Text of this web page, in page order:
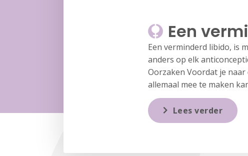
Een
Een verminderd libido, is
anders op elk
Oorzaken Voordat je
allemaal mee te maken
Lees verder